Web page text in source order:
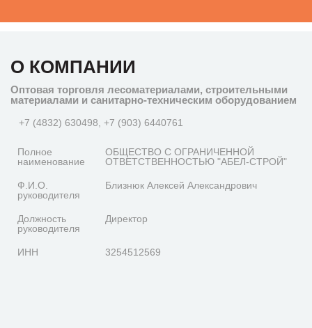
О КОМПАНИИ
Оптовая торговля лесоматериалами, строительными
материалами и санитарно-техническим оборудованием
+7 (4832) 630498, +7 (903) 6440761
Полное
наименование
ОБЩЕСТВО С ОГРАНИЧЕННОЙ
ОТВЕТСТВЕННОСТЬЮ "АБЕЛ-СТРОЙ"
Ф.И.О.
руководителя
Близнюк Алексей Александрович
Должность
руководителя
Директор
ИНН 3254512569